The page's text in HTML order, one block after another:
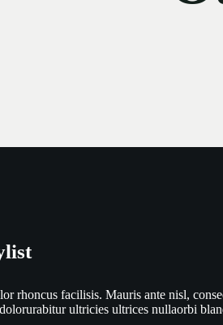
rhoncus facilisis. Mauris ante nisl,
ultricies ultrices nullaorbi